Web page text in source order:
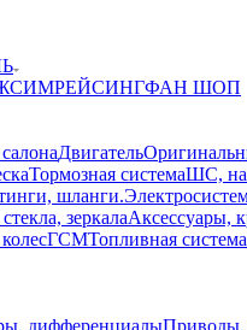
СИМРЕЙСИНГФАН ШОП
Двигатель
Тормозная системаШС,
шланги.
зеркалаАксессуары,
ГСМТопливная система
дифференциалыПриводы,